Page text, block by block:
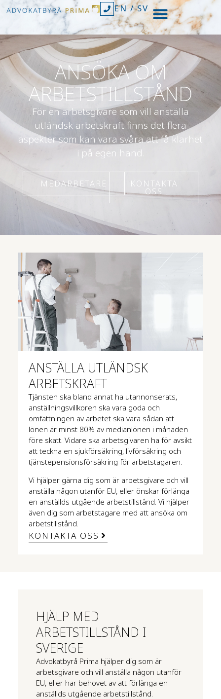
EN/SV
ANSÖKA OM
ARBETSTILLSTÅND
För en arbetsgivare som vill anställa
utländsk arbetskraft finns det flera
aspekter som kan vara svåra att få klarhet
i på egen hand.
MEDARBETARE KONTAKTA
OSS
ANSTÄLLA UTLÄNDSK
ARBETSKRAFT
Tjänsten ska bland annat ha utannonserats,
anställningsvillkoren ska vara goda och
omfattningen av arbetet ska vara sådan att
lönen är minst 80% av medianlönen i månaden
före skatt. Vidare ska arbetsgivaren ha för avsikt
att teckna en sjukförsäkring, livförsäkring och
tjänstepensionsförsäkring för arbetstagaren.
Vi hjälper gärna dig som är arbetsgivare och vill
anställa någon utanför EU, eller önskar förlänga
en anställds utgående arbetstillstånd. Vi hjälper
även dig som arbetstagare med att ansöka om
arbetstillstånd.
KONTAKTA OSS
HJÄLP MED
ARBETSTILLSTÅND I
SVERIGE
Advokatbyrå Prima hjälper dig som är
arbetsgivare och vill anställa någon utanför
EU, eller har behovet av att förlänga en
anställds utgående arbetstillstånd.